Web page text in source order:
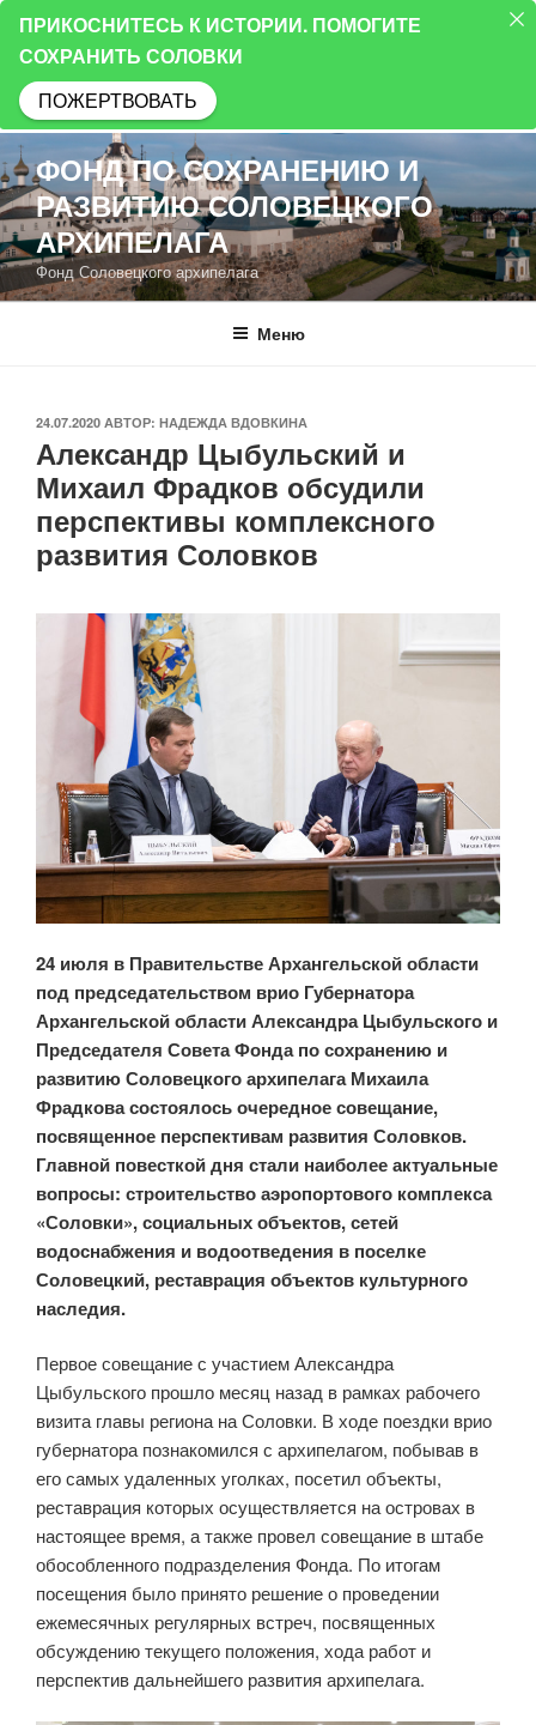
Перейти
к
содержимому
ФОНД ПО СОХРАНЕНИЮ И
РАЗВИТИЮ СОЛОВЕЦКОГО
АРХИПЕЛАГА
Фонд Соловецкого архипелага
Меню
ОПУБЛИКОВАНО
24.07.2020 АВТОР: НАДЕЖДА ВДОВКИНА
Александр Цыбульский и
Михаил Фрадков обсудили
перспективы комплексного
развития Соловков
24 июля в Правительстве Архангельской области
под председательством врио Губернатора
Архангельской области Александра Цыбульского и
Председателя Совета Фонда по сохранению и
развитию Соловецкого архипелага Михаила
Фрадкова состоялось очередное совещание,
посвященное перспективам развития Соловков.
Главной повесткой дня стали наиболее актуальные
вопросы: строительство аэропортового комплекса
«Соловки», социальных объектов, сетей
водоснабжения и водоотведения в поселке
Соловецкий, реставрация объектов культурного
наследия.
Первое совещание с участием Александра
Цыбульского прошло месяц назад в рамках рабочего
визита главы региона на Соловки. В ходе поездки врио
губернатора познакомился с архипелагом, побывав в
его самых удаленных уголках, посетил объекты,
реставрация которых осуществляется на островах в
настоящее время, а также провел совещание в штабе
обособленного подразделения Фонда. По итогам
посещения было принято решение о проведении
ежемесячных регулярных встреч, посвященных
обсуждению текущего положения, хода работ и
перспектив дальнейшего развития архипелага.
ПРИКОСНИТЕСЬ К ИСТОРИИ. ПОМОГИТЕ
СОХРАНИТЬ СОЛОВКИ
ПОЖЕРТВОВАТЬ